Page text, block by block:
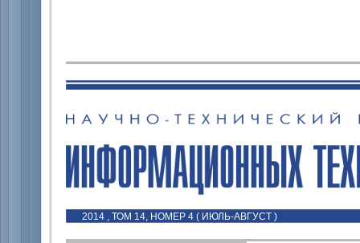
2014 , ТОМ 14, НОМЕР 4 ( ИЮЛЬ-АВГУСТ )